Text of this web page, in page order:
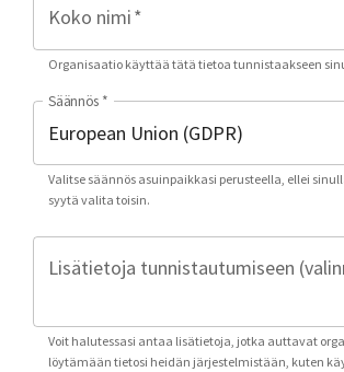
Koko nimi*
Organisaatio käyttää tätä tietoa tunnistaakseen
Säännös *
Valitse säännös asuinpaikkasi perusteella, ellei
syytä valita toisin.
Lisätietoja tunnistautumiseen
Voit halutessasi antaa lisätietoja, jotka auttavat
löytämään tietosi heidän järjestelmistään, kuten